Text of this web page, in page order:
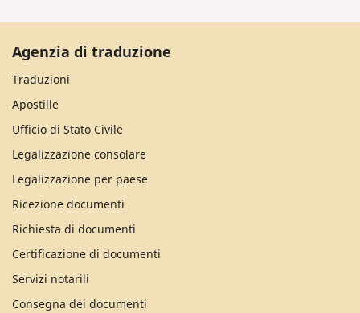
Agenzia di traduzione
Traduzioni
Apostille
Ufficio di Stato Civile
Legalizzazione consolare
Legalizzazione per paese
Ricezione documenti
Richiesta di documenti
Certificazione di documenti
Servizi notarili
Consegna dei documenti